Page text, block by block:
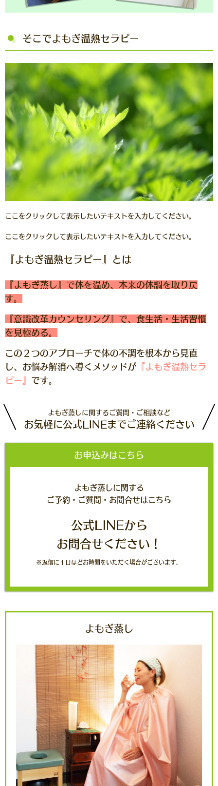
そこでよもぎ温熱セラピー
ここをクリックして表示したいテキストを入力してください。
ここをクリックして表示したいテキストを入力してください。
『よもぎ温熱セラピー』とは
『よもぎ蒸し』で体を温め、本来の体調を取り戻
す。
『意識改革カウンセリング』で、食生活・生活習慣
を見極める。
この２つのアプローチで体の不調を根本から見直
し、お悩み解消へ導くメソッドが 『よもぎ温熱セラ
ピー』 です。
よもぎ蒸しに関するご質問・ご相談など
お気軽に公式LINEまでご連絡ください
お申込みはこちら
よもぎ蒸しに関する
ご予約・ご質問・お問合せはこちら
公式LINEから
お問合せください！
※返信に１日ほどお時間をいただく場合がございます。
よもぎ蒸し